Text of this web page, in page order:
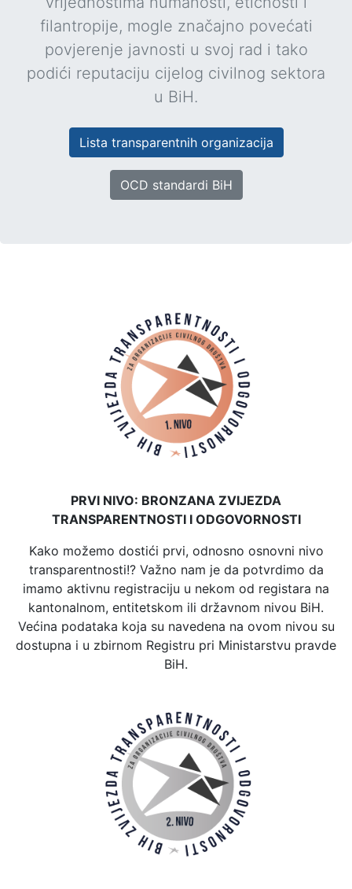
filantropije, mogle značajno povećati
povjerenje javnosti u svoj rad i tako
podići reputaciju cijelog civilnog sektora
u BiH.
Lista transparentnih organizacija
OCD standardi BiH
PRVI NIVO: BRONZANA ZVIJEZDA
TRANSPARENTNOSTI I ODGOVORNOSTI
Kako možemo dostići prvi, odnosno osnovni nivo
transparentnosti!? Važno nam je da potvrdimo da
imamo aktivnu registraciju u nekom od registara na
kantonalnom, entitetskom ili državnom nivou BiH.
Većina podataka koja su navedena na ovom nivou su
dostupna i u zbirnom Registru pri Ministarstvu pravde
BiH.